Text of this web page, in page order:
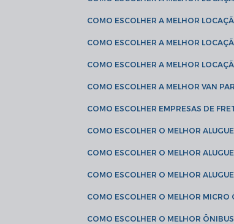
COMO ESCOLHER A MELHOR
COMO ESCOLHER A MELHOR
COMO ESCOLHER A MELHOR
COMO ESCOLHER A MELHOR VAN
COMO ESCOLHER EMPRESAS DE
COMO ESCOLHER O MELHOR
COMO ESCOLHER O MELHOR
COMO ESCOLHER O MELHOR
COMO ESCOLHER O MELHOR
COMO ESCOLHER O MELHOR